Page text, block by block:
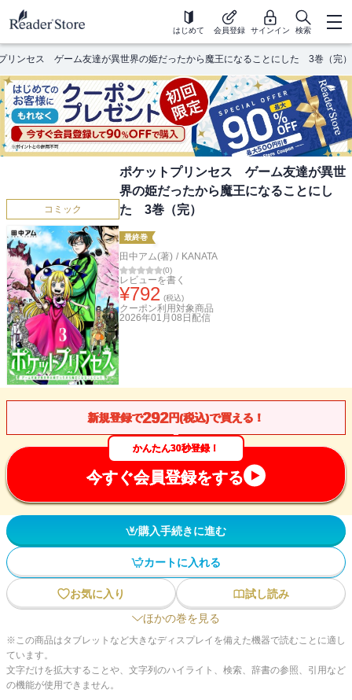
はじめて 会員登録 サインイン 検索
リンセス ゲーム友達が異世界の姫だったから魔王になることにした 3巻（完）
コミック
ポケットプリンセス ゲーム友達が異世
界の姫だったから魔王になることにし
た 3巻（完）
最終巻
田中アム(著) / KANATA
(0)
レビューを書く
¥792 (税込)
クーポン利用対象商品
2026年01月08日 配信
新規登録で292円(税込)で買える！
かんたん30秒登録！
今すぐ会員登録をする
購入手続きに進む
カートに入れる
お気に入り
試し読み
ほかの巻を見る
※この商品はタブレットなど大きなディスプレイを備えた機器で読むことに適し
ています。
文字だけを拡大することや、文字列のハイライト、検索、辞書の参照、引用など
の機能が使用できません。